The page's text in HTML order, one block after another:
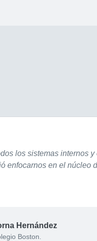
los sistemas internos y
enfocarnos en el núcleo
Hernández
Boston.